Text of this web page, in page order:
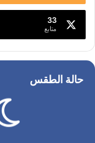
33
متابع
حالة الطقس